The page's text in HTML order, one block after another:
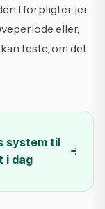
I forpligter jer.
eller,
teste, om det
system til
i dag